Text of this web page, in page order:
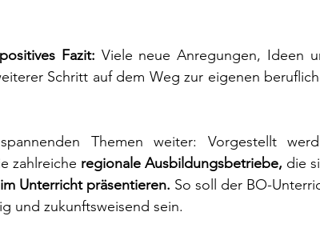
Fazit: Viele neue Anregungen, Ideen
Schritt auf dem Weg zur eigenen
zahlreiche regionale Ausbildungsbetriebe, die
Unterricht präsentieren. So soll der BO-
und zukunftsweisend sein.